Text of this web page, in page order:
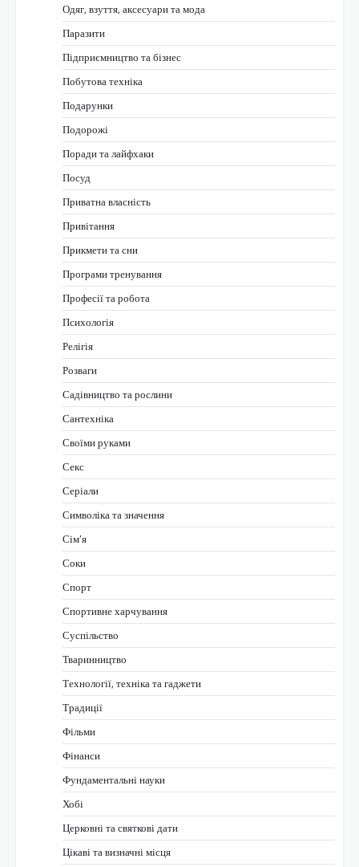
Одяг, взуття, аксесуари та мода
Паразити
Підприємництво та бізнес
Побутова техніка
Подарунки
Подорожі
Поради та лайфхаки
Посуд
Приватна власність
Привітання
Прикмети та сни
Програми тренування
Професії та робота
Психологія
Релігія
Розваги
Садівництво та рослини
Сантехніка
Своїми руками
Секс
Серіали
Символіка та значення
Сім’я
Соки
Спорт
Спортивне харчування
Суспільство
Тваринництво
Технології, техніка та гаджети
Традиції
Фільми
Фінанси
Фундаментальні науки
Хобі
Церковні та святкові дати
Цікаві та визначні місця